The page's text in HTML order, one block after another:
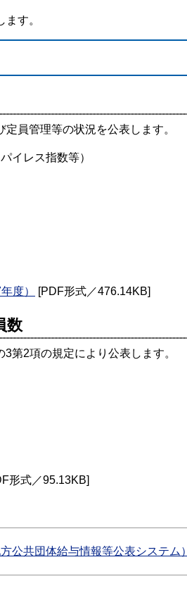
す。
員管理等の状況を公表します。
イレス指数等）
度） [PDF形式／476.14KB]
数
第2項の規定により公表します。
形式／95.13KB]
公共団体給与情報等公表システム）